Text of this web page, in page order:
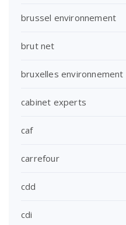
brussel environnement
brut net
bruxelles environnement
cabinet experts
caf
carrefour
cdd
cdi